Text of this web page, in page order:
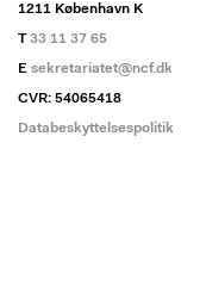
1211 København K
T33 11 37 65
E sekretariatet@ncf.dk
CVR: 54065418
Databeskyttelsespolitik